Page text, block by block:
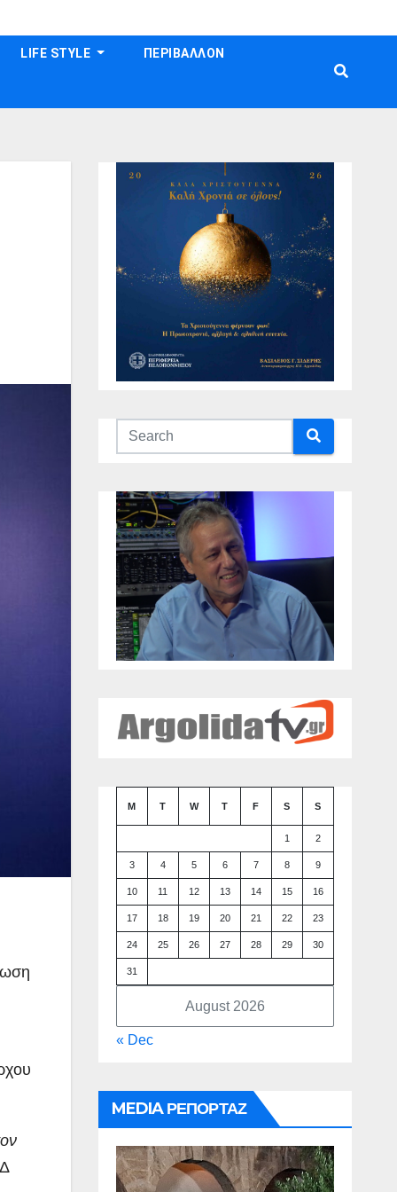
LIFE STYLE ΠΕΡΙΒΑΛΛΟΝ
August 2026
M T W T F S S
1 2
3 4 5 6 7 8 9
10 11 12 13 14 15 16
17 18 19 20 21 22 23
24 25 26 27 28 29 30
31
« Dec
MEDIA ΡΕΠΟΡΤΑΖ